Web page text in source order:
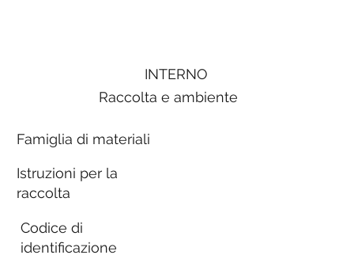
INTERNO
Raccolta e ambiente
Famiglia di materiali
Istruzioni per la
raccolta
Codice di
identificazione